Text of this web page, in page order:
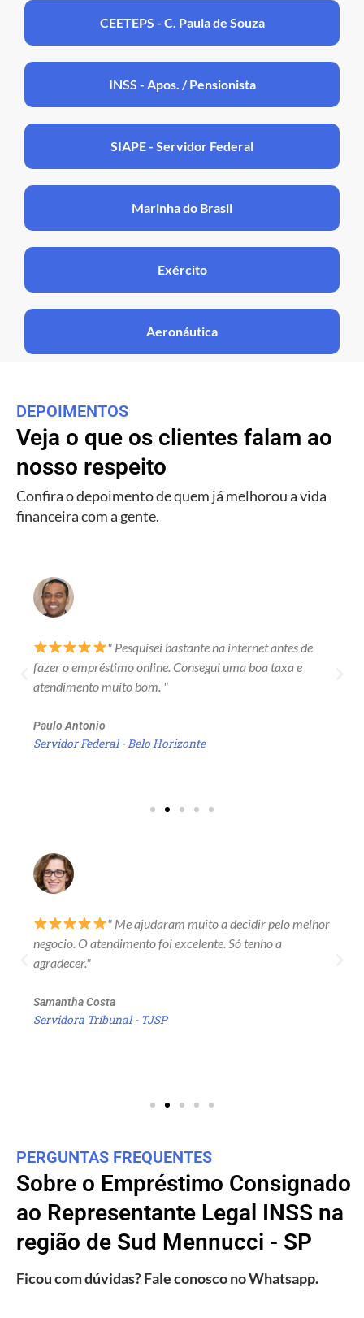
CEETEPS - C. Paula de Souza
INSS - Apos. / Pensionista
SIAPE - Servidor Federal
Marinha do Brasil
Exército
Aeronáutica
DEPOIMENTOS
Veja o que os clientes falam ao
nosso respeito
Confira o depoimento de quem já melhorou a vida
financeira com a gente.
" Pesquisei bastante na internet antes de
fazer o empréstimo online. Consegui uma boa taxa e
atendimento muito bom. "
Paulo Antonio
Servidor Federal - Belo Horizonte
" Me ajudaram muito a decidir pelo melhor
negocio. O atendimento foi excelente. Só tenho a
agradecer."
Samantha Costa
Servidora Tribunal - TJSP
PERGUNTAS FREQUENTES
Sobre o Empréstimo Consignado
ao Representante Legal INSS na
região de Sud Mennucci - SP
Ficou com dúvidas? Fale conosco no Whatsapp.